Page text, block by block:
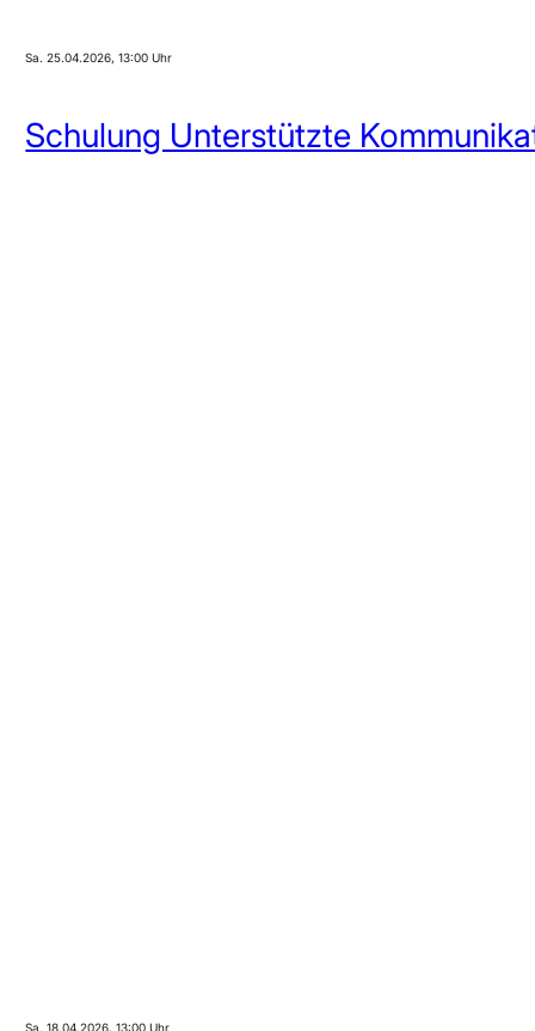
Sa. 25.04.2026, 13:00 Uhr
Schulung Unterstützte
Sa. 18.04.2026, 13:00 Uhr